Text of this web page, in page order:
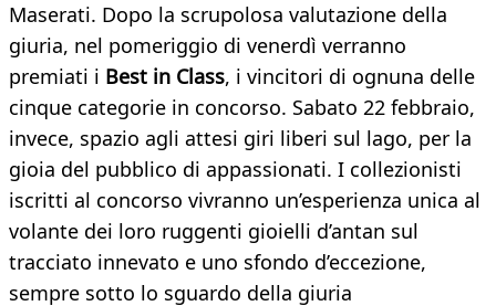
Maserati. Dopo la scrupolosa valutazione della
giuria, nel pomeriggio di venerdì verranno
premiati i Best in Class, i vincitori di ognuna delle
cinque categorie in concorso. Sabato 22 febbraio,
invece, spazio agli attesi giri liberi sul lago, per la
gioia del pubblico di appassionati. I collezionisti
iscritti al concorso vivranno un’esperienza unica al
volante dei loro ruggenti gioielli d’antan sul
tracciato innevato e uno sfondo d’eccezione,
sempre sotto lo sguardo della giuria